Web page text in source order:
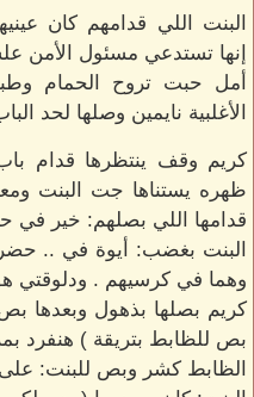
البنت اللي قدامهم كان
إنها تستدعي مسئول الأمن
أمل حبت تروح الحمام
الأغلبية نايمين وصلها لحد
كريم وقف ينتظرها قدام
ظهره يستناها جت البنت
قدامها اللي بصلهم: خير في
البنت بغضب: أيوة في ..
وهما في كرسيهم . ودلوقتي هو
كريم بصلها بذهول وبعدها
بص للظابط بتريقة ) هنفرد
الظابط كشر وبص للبنت: على